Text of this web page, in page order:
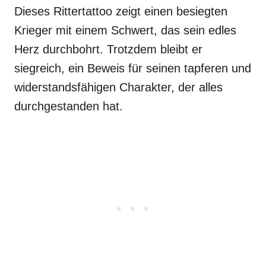
Dieses Rittertattoo zeigt einen besiegten
Krieger mit einem Schwert, das sein edles
Herz durchbohrt. Trotzdem bleibt er
siegreich, ein Beweis für seinen tapferen und
widerstandsfähigen Charakter, der alles
durchgestanden hat.